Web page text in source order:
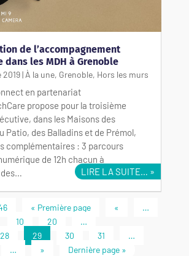
de l’accompagnement
dans les MDH à Grenoble
2019|À la une, Grenoble, Hors les murs
en partenariat
propose pour la troisième
dans les Maisons des
Patio, des Balladins et de Prémol,
complémentaires : 3 parcours
de 12h chacun à
LIRE LA SUITE…
« Première page «
…
10
20
…
28 29 30 31
…
… » Dernière page »